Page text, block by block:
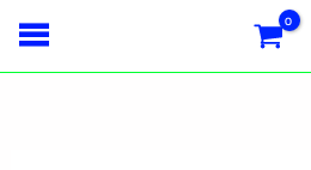
contenuto
S